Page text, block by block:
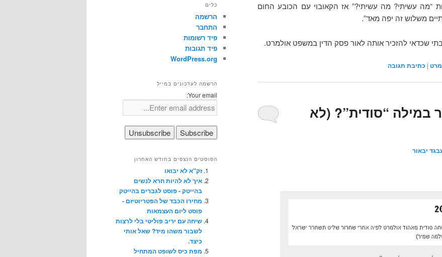
“מה עשיתי? מה עשיתי?” אז הקאובוי עם הכובע החום
משלוש זה יפה מאד”.
שכדאי להזכיר אותה לאור פסק הדין במשפט אולמרט.
| כתיבת תגובה
במילה “סודית”? (לא
יבאור
כלים
הרשמה
התחבר
פיד רשומות
פיד תגובות
WordPress.org
הרשמה לעדכונים במייל
Your email:
הפוסטים הנצפים בחודש האחרון
זק"א לא יבואו
איך לא להיות חרא לנשים
בהייטק - פוסט לגברים בהייטק
מחירו הכבד של הפטריוטיזם -
פוסט ליום העצמאות
שיחה עם יריב פוליטי בלי לרצות
לשבור משהו מיד? שאל אותי
כיצד.
מפת כיס לשופט המתחיל